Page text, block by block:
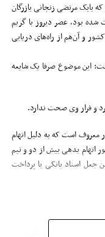
مرتضی زنجانی بازرگان
شده بود، عصر دیروز با گریم
و آن‌هم از راه‌های دریایی
این موضوع صرفا یک شایعه
و فرار وی صحت ندارد.
معروف است که به دلیل اتهام
کل کشور اتهام بدهی بیش از دو و نیم
جعل اسناد بانکی با پرداخت